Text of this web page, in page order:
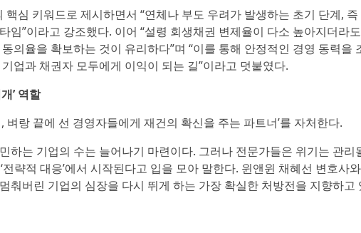
핵심 키워드로 제시하면서 “연체나 부도 우려가 발생하는 초기 단계, 즉
임”이라고 강조했다. 이어 “설령 회생채권 변제율이 다소 높아지더라
의율을 확보하는 것이 유리하다”며 “이를 통해 안정적인 경영 동력을
업과 채권자 모두에게 이익이 되는 길”이라고 덧붙였다.
’ 역할
벼랑 끝에 선 경영자들에게 재건의 확신을 주는 파트너’를 자처한다.
하는 기업의 수는 늘어나기 마련이다. 그러나 전문가들은 위기는 관리
전략적 대응’에서 시작된다고 입을 모아 말한다. 윈앤윈 채혜선 변호사
춰버린 기업의 심장을 다시 뛰게 하는 가장 확실한 처방전을 지향하고